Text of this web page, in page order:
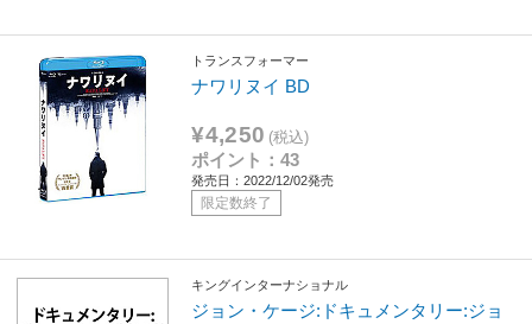
トランスフォーマー
ナワリヌイ BD
¥4,250 (税込)
ポイント：43
発売日：2022/12/02発売
限定数終了
キングインターナショナル
ジョン・ケージ:ドキュメンタリー:ジョ